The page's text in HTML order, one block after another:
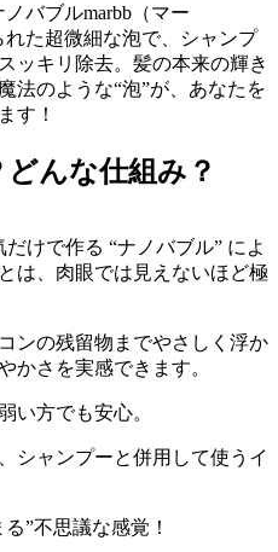
バブルmarbb（マー
た超微細な泡で、シャンプ
ッキリ除去。髪の本来の輝き
法のような“泡”が、あなたを
す！
んな仕組み？
けで作る “ナノバブル” によ
は、肉眼では見えないほど極
ンの残留物までやさしく浮か
かさを実感できます。
い方でも安心。
シャンプーと併用して使うイ
”不思議な感覚！